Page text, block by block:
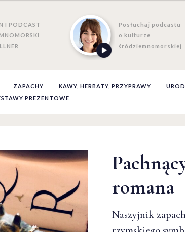
I PODCAST
Posłuchaj podcastu
o kulturze
śródziemnomorskiej
ZAPACHY KAWY, HERBATY, PRZYPRAWY
PREZENTOWE
romana
Naszyjnik
romana
Naszyjnik